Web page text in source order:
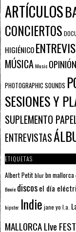
ARTÍCULOS
CONCIERTOS
HIGIÉNICO
MÚSICAMusic OPINIÓN
PHOTOGRAPHIC SOUNDS
SESIONES Y
SUPLEMENTO
ENTREVISTAS
ETIQUETAS
Albert Petitblurbn mallorca
Bowie discosel día
hipster Indie jane yo l.a.
MALLORCA LIve